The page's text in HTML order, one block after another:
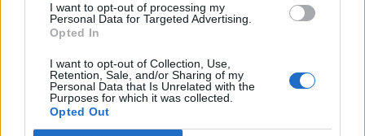
I want to opt-out of processing my
Personal Data for Targeted Advertising.
Opted In
I want to opt-out of Collection, Use,
Retention, Sale, and/or Sharing of my
Personal Data that Is Unrelated with the
Purposes for which it was collected.
Opted Out
LETTERATURA LATINA
LETTERATURA LATINA